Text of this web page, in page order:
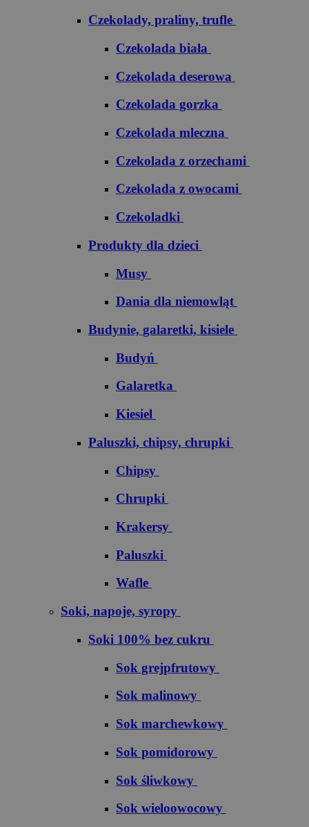
Czekolady, praliny, trufle
Czekolada biała
Czekolada deserowa
Czekolada gorzka
Czekolada mleczna
Czekolada z orzechami
Czekolada z owocami
Czekoladki
Produkty dla dzieci
Musy
Dania dla niemowląt
Budynie, galaretki, kisiele
Budyń
Galaretka
Kiesiel
Paluszki, chipsy, chrupki
Chipsy
Chrupki
Krakersy
Paluszki
Wafle
Soki, napoje, syropy
Soki 100% bez cukru
S​o​k​ ​g​r​e​j​p​f​r​u​t​o​w​y
Sok malinowy
Sok marchewkowy
Sok pomidorowy
Sok śliwkowy
Sok wieloowocowy